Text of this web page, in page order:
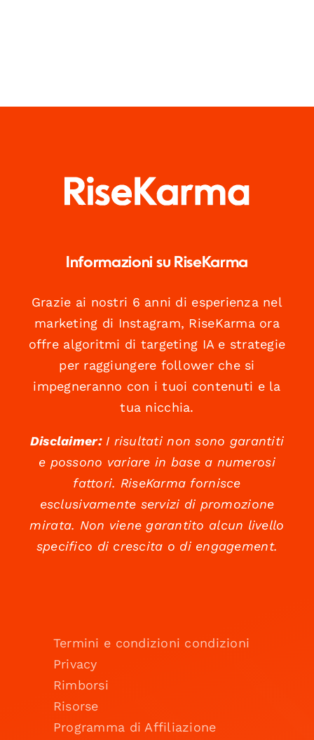
Informazioni su RiseKarma
Grazie ai nostri 6 anni di esperienza nel
marketing di Instagram, RiseKarma ora
offre algoritmi di targeting IA e strategie
per raggiungere follower che si
impegneranno con i tuoi contenuti e la
tua nicchia.
Disclaimer:I risultati non sono garantiti
e possono variare in base a numerosi
fattori. RiseKarma fornisce
esclusivamente servizi di promozione
mirata. Non viene garantito alcun livello
specifico di crescita o di engagement.
Termini e condizioni condizioni
Privacy
Rimborsi
Risorse
Programma di Affiliazione